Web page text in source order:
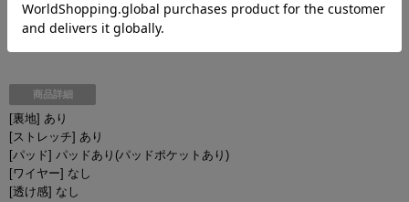
21cm／肩幅：41cm／袖丈：
商品詳細
[裏地] あり
[ストレッチ] あり
[パッド] パッドあり(パッドポケットあり)
[ワイヤー] なし
[透け感] なし